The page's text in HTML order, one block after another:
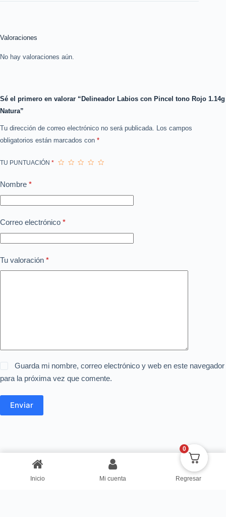
Valoraciones
No hay valoraciones aún.
Sé el primero en valorar “Delineador Labios con Pincel tono Rojo 1.14g
Natura”
Tu dirección de correo electrónico no será publicada. Los campos
obligatorios están marcados con *
TU PUNTUACIÓN *
Nombre *
Correo electrónico *
Tu valoración *
Guarda mi nombre, correo electrónico y web en este navegador
para la próxima vez que comente.
Enviar
Inicio Mi cuenta Regresar
0